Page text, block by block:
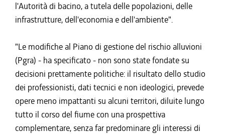
l'Autorità di bacino, a tutela delle popolazioni, delle
infrastrutture, dell'economia e dell'ambiente".
"Le modifiche al Piano di gestione del rischio alluvioni
(Pgra) - ha specificato - non sono state fondate su
decisioni prettamente politiche: il risultato dello studio
dei professionisti, dati tecnici e non ideologici, prevede
opere meno impattanti su alcuni territori, diluite lungo
tutto il corso del fiume con una prospettiva
complementare, senza far predominare gli interessi di